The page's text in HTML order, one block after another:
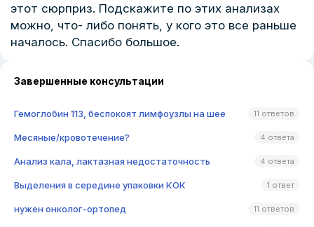
этот сюрприз. Подскажите по этих анализах
можно, что- либо понять, у кого это все раньше
началось. Спасибо большое.
Завершенные консультации
Гемоглобин 113, беспокоят лимфоузлы на шее 11 ответов
Месяные/кровотечение? 4 ответа
Анализ кала, лактазная недостаточность 4 ответа
Выделения в середине упаковки КОК 1 ответ
нужен онколог-ортопед 11 ответов